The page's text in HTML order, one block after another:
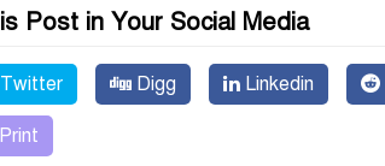
Post in Your Social Media
Twitter Digg Linkedin
Print